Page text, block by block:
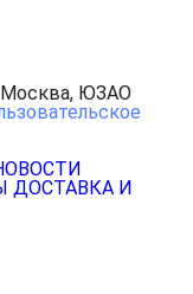
Москва, ЮЗАО
ДОСТАВКА И